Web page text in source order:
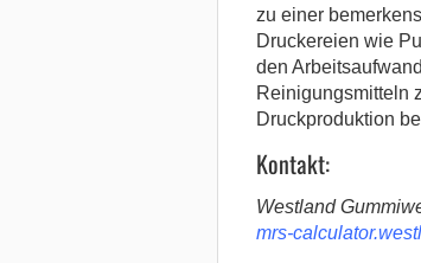
zu einer
Druckereien wie
den
Reinigungsmitteln
Druckproduktion
Kontakt:
Westland
mrs-